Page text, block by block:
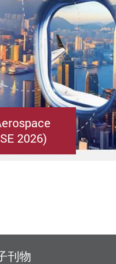
2026)
刊物